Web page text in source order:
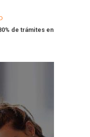
de trámites en